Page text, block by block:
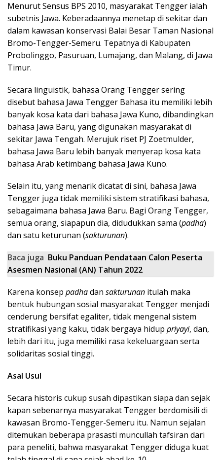
Menurut Sensus BPS 2010, masyarakat Tengger ialah
subetnis Jawa. Keberadaannya menetap di sekitar dan
dalam kawasan konservasi Balai Besar Taman Nasional
Bromo-Tengger-Semeru. Tepatnya di Kabupaten
Probolinggo, Pasuruan, Lumajang, dan Malang, di Jawa
Timur.
Secara linguistik, bahasa Orang Tengger sering
disebut bahasa Jawa Tengger Bahasa itu memiliki lebih
banyak kosa kata dari bahasa Jawa Kuno, dibandingkan
bahasa Jawa Baru, yang digunakan masyarakat di
sekitar Jawa Tengah. Merujuk riset PJ Zoetmulder,
bahasa Jawa Baru lebih banyak menyerap kosa kata
bahasa Arab ketimbang bahasa Jawa Kuno.
Selain itu, yang menarik dicatat di sini, bahasa Jawa
Tengger juga tidak memiliki sistem stratifikasi bahasa,
sebagaimana bahasa Jawa Baru. Bagi Orang Tengger,
semua orang, siapapun dia, didudukkan sama (padha)
dan satu keturunan (sakturunan).
Baca juga Buku Panduan Pendataan Calon Peserta
Asesmen Nasional (AN) Tahun 2022
Karena konsep padhadan sakturunan itulah maka
bentuk hubungan sosial masyarakat Tengger menjadi
cenderung bersifat egaliter, tidak mengenal sistem
stratifikasi yang kaku, tidak bergaya hidup priyayi, dan,
lebih dari itu, juga memiliki rasa kekeluargaan serta
solidaritas sosial tinggi.
Asal Usul
Secara historis cukup susah dipastikan siapa dan sejak
kapan sebenarnya masyarakat Tengger berdomisili di
kawasan Bromo-Tengger-Semeru itu. Namun sejalan
ditemukan beberapa prasasti muncullah tafsiran dari
para peneliti, bahwa masyarakat Tengger diduga kuat